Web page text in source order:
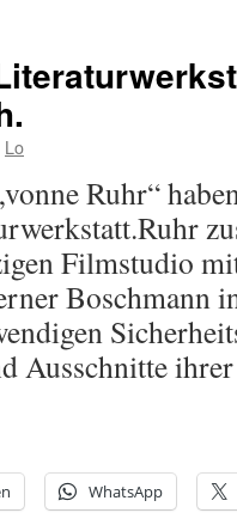
Lo
Ruhr“
Filmstudio
Boschmann
Ausschnitte
WhatsApp